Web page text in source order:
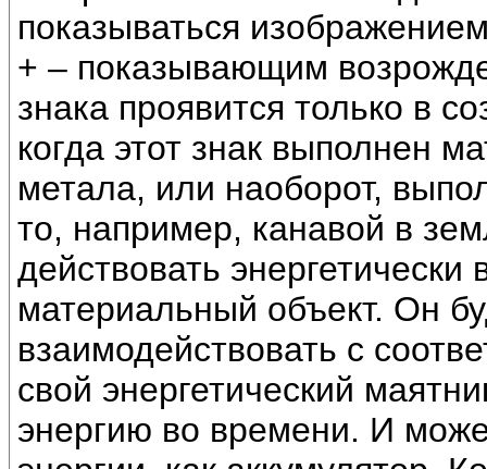
показываться
+ – показывающим
знака проявится только в
когда этот знак выполнен
метала, или наоборот,
то, например, канавой в
действовать
материальный объект. Он
взаимодействовать с
свой энергетический
энергию во времени. И